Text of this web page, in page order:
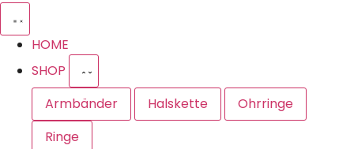
HOME
SHOP
Armbänder
Halskette
Ohrringe
Ringe